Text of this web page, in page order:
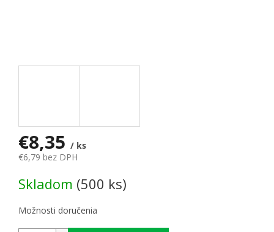
€8,35 / ks
€6,79 bez DPH
Skladom (500 ks)
Možnosti doručenia